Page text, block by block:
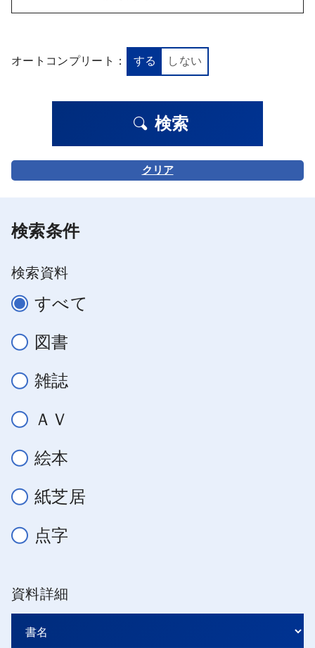
オートコンプリート： する しない
検索
クリア
検索条件
検索資料
すべて
図書
雑誌
ＡＶ
絵本
紙芝居
点字
資料詳細